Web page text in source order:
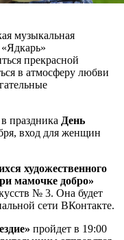
музыкальная
прекрасной
в атмосферу любви
праздника День
вход для женщин
художественного
мамочке добро»
№ 3. Она будет
сети ВКонтакте.
пройдет в 19:00